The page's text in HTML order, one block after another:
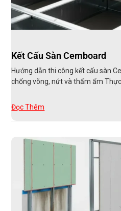
Kết Cấu Sàn Cemboard
Hướng dẫn thi công kết cấu sàn
chống võng, nứt và thấm ẩm
Đọc Thêm